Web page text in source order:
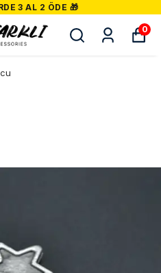
3 AL 2 ÖDE 🎁
0